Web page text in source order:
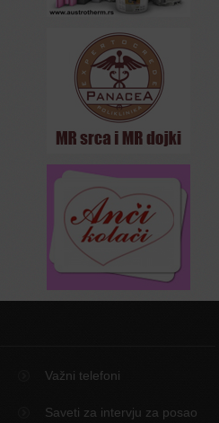
Važni telefoni
Saveti za intervju za posao